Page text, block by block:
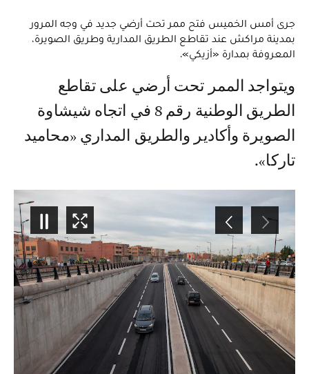
جرى أمس الخميس فتح ممر تحت أرضي جديد في وجه المرور
بمدينة مراكش عند تقاطع الطريق المدارية وطريق الصويرة،
المعروفة بمدارة «أزيكي».
ويتواجد الممر تحت أرضي على تقاطع
الطريق الوطنية رقم 8 في اتجاه شيشاوة
الصويرة وأكادير والطريق المداري «محاميد
تاركا».